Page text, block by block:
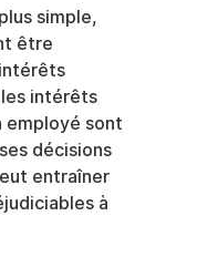
simple,
être
intérêts
employé sont
décisions
entraîner
à